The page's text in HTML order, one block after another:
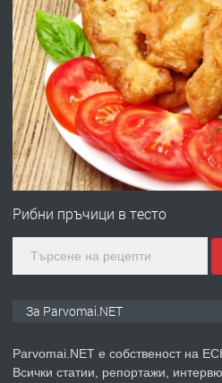
ПРЕДЛАГА Работа за
ПРЕДЛАГА
Първи
Рибни пръчици в тесто
За Parvomai.NET
Parvomai.NET е собственост на
Всички статии, репортажи,